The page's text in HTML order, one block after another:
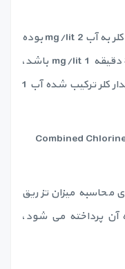
به عنوان مثال، اگر مقدار واقعی تزریق کلر به آب 2 mg/lit بوده
و میزان کلر باقیمانده در آب پس از 30 دقیقه 1 mg/lit باشد،
فرمول ذکر شده نشان می دهد که مقدار کلر ترکیب شده آب 1
Combined
محاسبه میزان تزریق
آن پرداخته می شود،